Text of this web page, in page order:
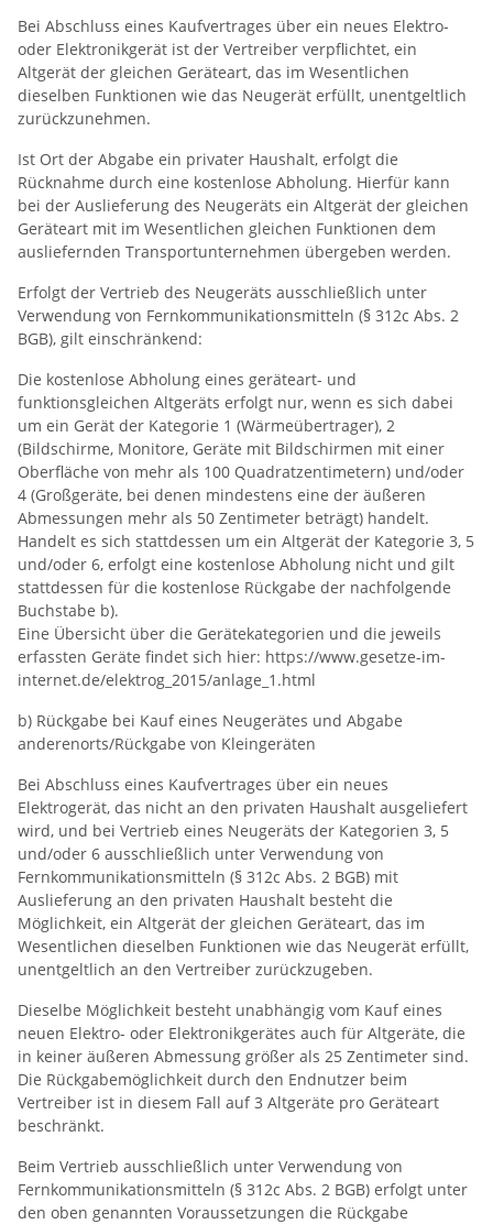
Bei Abschluss eines Kaufvertrages über ein neues Elektro-
oder Elektronikgerät ist der Vertreiber verpflichtet, ein
Altgerät der gleichen Geräteart, das im Wesentlichen
dieselben Funktionen wie das Neugerät erfüllt, unentgeltlich
zurückzunehmen.
Ist Ort der Abgabe ein privater Haushalt, erfolgt die
Rücknahme durch eine kostenlose Abholung. Hierfür kann
bei der Auslieferung des Neugeräts ein Altgerät der gleichen
Geräteart mit im Wesentlichen gleichen Funktionen dem
ausliefernden Transportunternehmen übergeben werden.
Erfolgt der Vertrieb des Neugeräts ausschließlich unter
Verwendung von Fernkommunikationsmitteln (§ 312c Abs. 2
BGB), gilt einschränkend:
Die kostenlose Abholung eines geräteart- und
funktionsgleichen Altgeräts erfolgt nur, wenn es sich dabei
um ein Gerät der Kategorie 1 (Wärmeübertrager), 2
(Bildschirme, Monitore, Geräte mit Bildschirmen mit einer
Oberfläche von mehr als 100 Quadratzentimetern) und/oder
4 (Großgeräte, bei denen mindestens eine der äußeren
Abmessungen mehr als 50 Zentimeter beträgt) handelt.
Handelt es sich stattdessen um ein Altgerät der Kategorie 3, 5
und/oder 6, erfolgt eine kostenlose Abholung nicht und gilt
stattdessen für die kostenlose Rückgabe der nachfolgende
Buchstabe b).
Eine Übersicht über die Gerätekategorien und die jeweils
erfassten Geräte findet sich hier: https://www.gesetze-im-
internet.de/elektrog_2015/anlage_1.html
b) Rückgabe bei Kauf eines Neugerätes und Abgabe
anderenorts/Rückgabe von Kleingeräten
Bei Abschluss eines Kaufvertrages über ein neues
Elektrogerät, das nicht an den privaten Haushalt ausgeliefert
wird, und bei Vertrieb eines Neugeräts der Kategorien 3, 5
und/oder 6 ausschließlich unter Verwendung von
Fernkommunikationsmitteln (§ 312c Abs. 2 BGB) mit
Auslieferung an den privaten Haushalt besteht die
Möglichkeit, ein Altgerät der gleichen Geräteart, das im
Wesentlichen dieselben Funktionen wie das Neugerät erfüllt,
unentgeltlich an den Vertreiber zurückzugeben.
Dieselbe Möglichkeit besteht unabhängig vom Kauf eines
neuen Elektro- oder Elektronikgerätes auch für Altgeräte, die
in keiner äußeren Abmessung größer als 25 Zentimeter sind.
Die Rückgabemöglichkeit durch den Endnutzer beim
Vertreiber ist in diesem Fall auf 3 Altgeräte pro Geräteart
beschränkt.
Beim Vertrieb ausschließlich unter Verwendung von
Fernkommunikationsmitteln (§ 312c Abs. 2 BGB) erfolgt unter
den oben genannten Voraussetzungen die Rückgabe